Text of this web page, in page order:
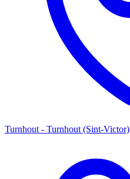
Turnhout - Turnhout (Sint-Victor)